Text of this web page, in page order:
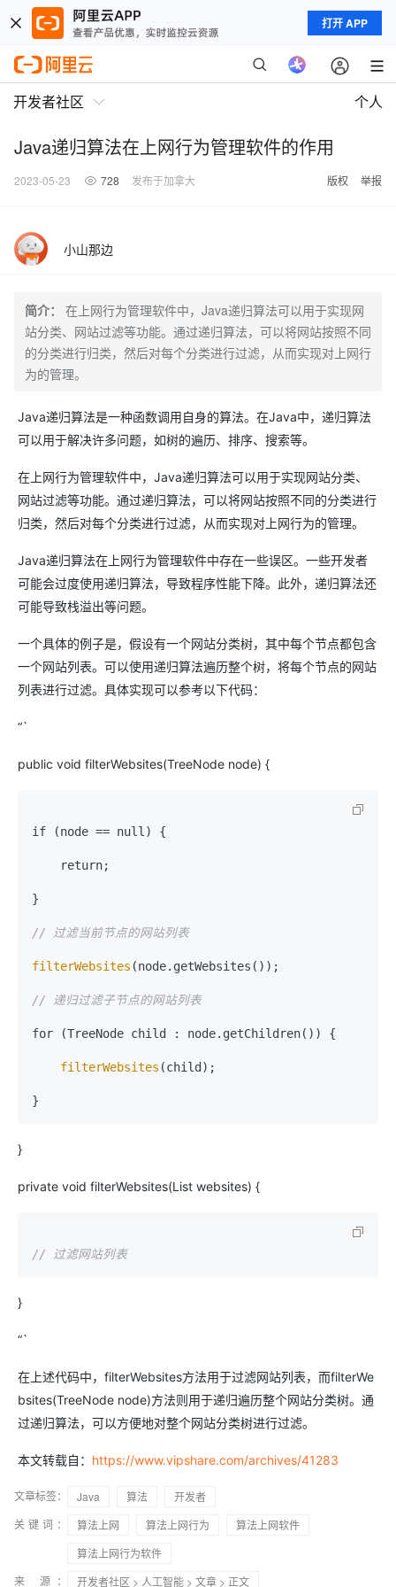
打开 APP
开发者社区 个人
Java递归算法在上网行为管理软件的作用
2023-05-23 728 发布于加拿大 版权 举报
小山那边
简介：
在上网行为管理软件中，Java递归算法可以用于实现网
站分类、网站过滤等功能。通过递归算法，可以将网站按照不同
的分类进行归类，然后对每个分类进行过滤，从而实现对上网行
为的管理。
Java递归算法是一种函数调用自身的算法。在Java中，递归算法
可以用于解决许多问题，如树的遍历、排序、搜索等。
在上网行为管理软件中，Java递归算法可以用于实现网站分类、
网站过滤等功能。通过递归算法，可以将网站按照不同的分类进行
归类，然后对每个分类进行过滤，从而实现对上网行为的管理。
Java递归算法在上网行为管理软件中存在一些误区。一些开发者
可能会过度使用递归算法，导致程序性能下降。此外，递归算法还
可能导致栈溢出等问题。
一个具体的例子是，假设有一个网站分类树，其中每个节点都包含
一个网站列表。可以使用递归算法遍历整个树，将每个节点的网站
列表进行过滤。具体实现可以参考以下代码：
“`
public void filterWebsites(TreeNode node) {
if (node == null) {
}
// 过滤当前节点的网站列表
filterWebsites (node.getWebsites());
// 递归过滤子节点的网站列表
for (TreeNode child : node.getChildren()) {
filterWebsites (child);
}
private void filterWebsites(List websites) {
// 过滤网站列表
}
“`
在上述代码中，filterWebsites方法用于过滤网站列表，而filterWe
bsites(TreeNode node)方法则用于递归遍历整个网站分类树。通
过递归算法，可以方便地对整个网站分类树进行过滤。
本文转载自： https://www.vipshare.com/archives/41283
文章标签： Java 算法
开发者
关键词：
算法上网 算法上网行为
算法上网软件
算法上网行为软件
来 源：
开发者社区 > 人工智能 > 文章 > 正文